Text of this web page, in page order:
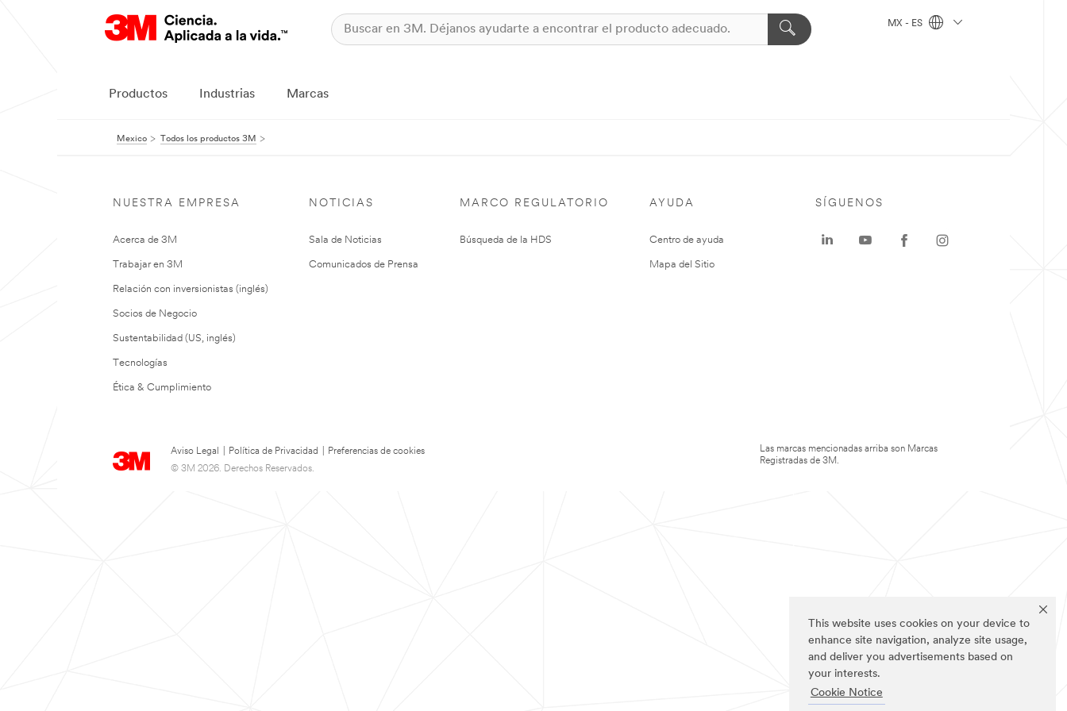
This website uses cookies on your device to
enhance site navigation, analyze site usage,
and deliver you advertisements based on
your interests.
Cookie Notice
MX - ES
Productos Industrias Marcas
Mexico Todos los productos 3M
NUESTRA EMPRESA
Acerca de 3M
Trabajar en 3M
Relación con inversionistas (inglés)
Socios de Negocio
Sustentabilidad (US, inglés)
Tecnologías
Ética & Cumplimiento
NOTICIAS
Sala de Noticias
Comunicados de Prensa
MARCO REGULATORIO
Búsqueda de la HDS
AYUDA
Centro de ayuda
Mapa del Sitio
Aviso Legal Política de Privacidad
Preferencias de cookies
© 3M 2026. Derechos Reservados.
SÍGUENOS
Las marcas mencionadas arriba son Marcas
Registradas de 3M.